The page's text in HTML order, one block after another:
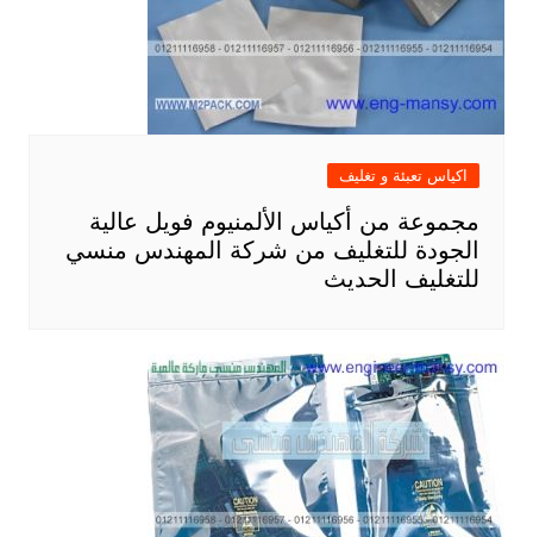
اكياس تعبئة و تغليف
مجموعة من أكياس الألمنيوم فويل عالية
الجودة للتغليف من شركة المهندس منسي
للتغليف الحديث